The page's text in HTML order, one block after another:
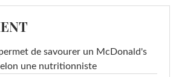
de savourer un McDonald's
une nutritionniste